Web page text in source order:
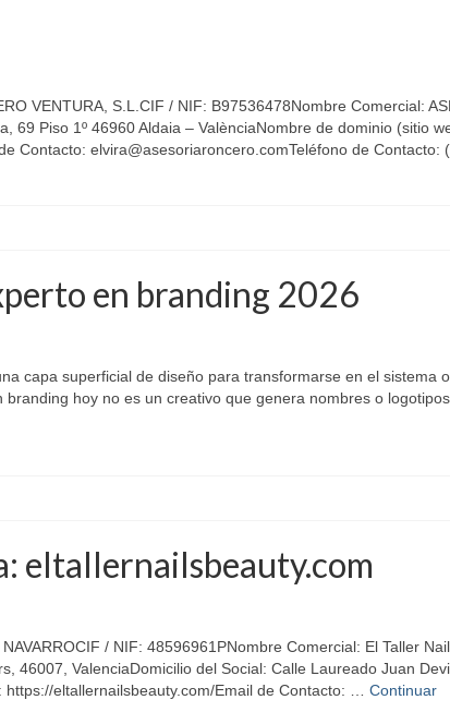
VENTURA, S.L.CIF / NIF: B97536478Nombre Comercial:
69 Piso 1º 46960 Aldaia – ValènciaNombre de dominio (sitio
Contacto: elvira@asesoriaroncero.comTeléfono de Contacto:
en branding 2026
capa superficial de diseño para transformarse en el sistema
hoy no es un creativo que genera nombres o
eltallernailsbeauty.com
/ NIF: 48596961PNombre Comercial: El Taller
46007, ValenciaDomicilio del Social: Calle Laureado Juan
eltallernailsbeauty.com/Email de Contacto: … Continuar